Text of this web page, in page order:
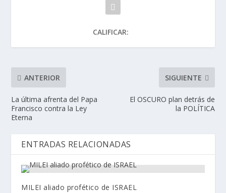
CALIFICAR:
ANTERIOR
La última afrenta del Papa
Francisco contra la Ley
Eterna
SIGUIENTE
El OSCURO plan detrás de
la POLÍTICA
ENTRADAS RELACIONADAS
MILEI aliado profético de ISRAEL